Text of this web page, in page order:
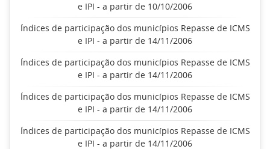
e IPI - a partir de 10/10/2006
Índices de participação dos municípios Repasse de ICMS
e IPI - a partir de 14/11/2006
Índices de participação dos municípios Repasse de ICMS
e IPI - a partir de 14/11/2006
Índices de participação dos municípios Repasse de ICMS
e IPI - a partir de 14/11/2006
Índices de participação dos municípios Repasse de ICMS
e IPI - a partir de 14/11/2006